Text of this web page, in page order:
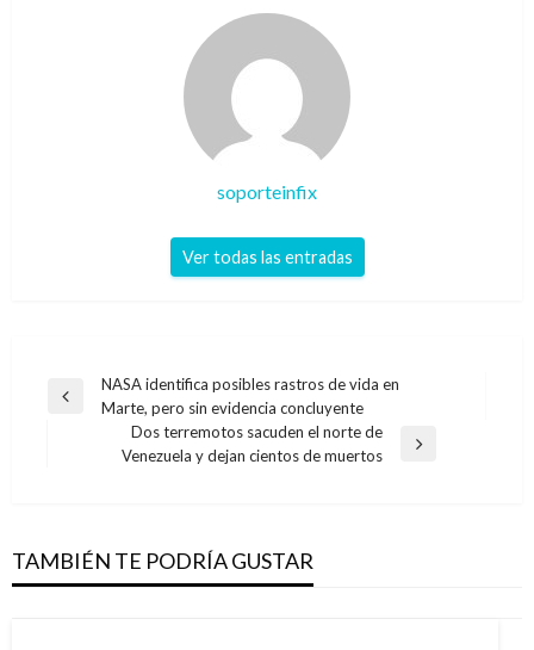
soporteinfix
Ver todas las entradas
Navegación
entradas
Entrada
NASA identifica posibles rastros de vida en
Marte, pero sin evidencia concluyente
Entrada
Dos terremotos sacuden el norte de
Venezuela y dejan cientos de muertos
TAMBIÉN TE PODRÍA GUSTAR